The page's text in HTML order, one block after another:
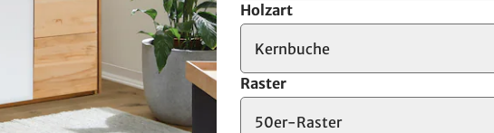
Holzart
Kernbuche
Raster
50er-Raster